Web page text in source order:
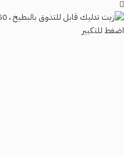
اضغط للتكبير